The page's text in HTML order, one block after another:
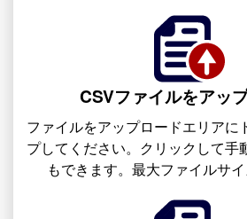
CSVファイルをアッ
ファイルをアップロードエリアに
プしてください。クリックして手
もできます。最大ファイルサイ